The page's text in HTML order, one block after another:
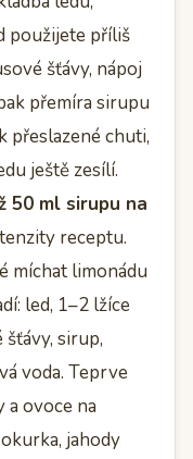
použijete příliš
šťávy, nápoj
přemíra sirupu
přeslazené chuti,
ještě zesílí.
50 ml sirupu na
receptu.
míchat limonádu
led, 1–2 lžíce
sirup,
voda. Teprve
ovoce na
jahody